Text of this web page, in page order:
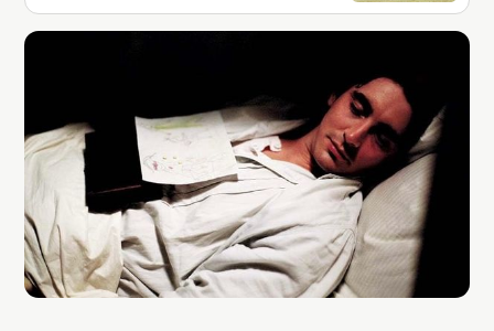
to his fractured state of mind and her